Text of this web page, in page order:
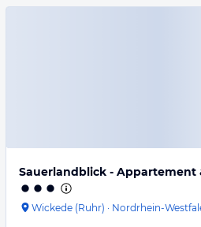
Sauerlandblick - Appartement
Wickede (Ruhr) · Nordrhein-